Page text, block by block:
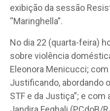
exibição da sessão
“Maringhella”.
No dia 22 (quarta-feira)
sobre violência
Eleonora Menicucci;
Justificando, abordando
STF e da Justiça”; e com